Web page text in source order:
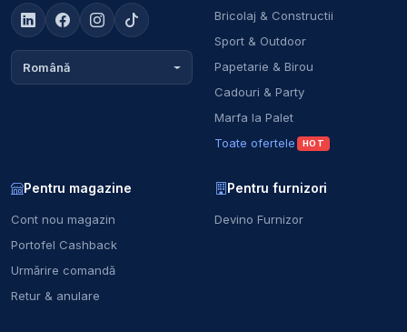
Română
Bricolaj & Constructii
Sport & Outdoor
Papetarie & Birou
Cadouri & Party
Marfa la Palet
Toate ofertele
HOT
Pentru magazine
Cont nou magazin
Portofel Cashback
Urmărire comandă
Retur & anulare
Pentru furnizori
Devino Furnizor